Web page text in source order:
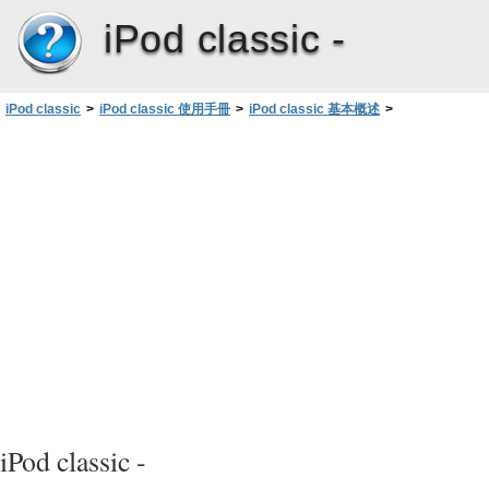
iPod classic -
iPod classic > iPod classic 使用手冊 > iPod classic 基本概述 >
iPod classic -